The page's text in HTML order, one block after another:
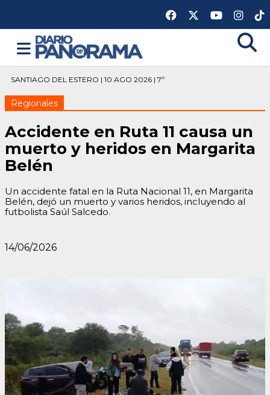
SANTIAGO DEL ESTERO | 10 AGO 2026 | 7º
Regionales
Accidente en Ruta 11 causa un
muerto y heridos en Margarita
Belén
Un accidente fatal en la Ruta Nacional 11, en Margarita
Belén, dejó un muerto y varios heridos, incluyendo al
futbolista Saúl Salcedo.
14/06/2026